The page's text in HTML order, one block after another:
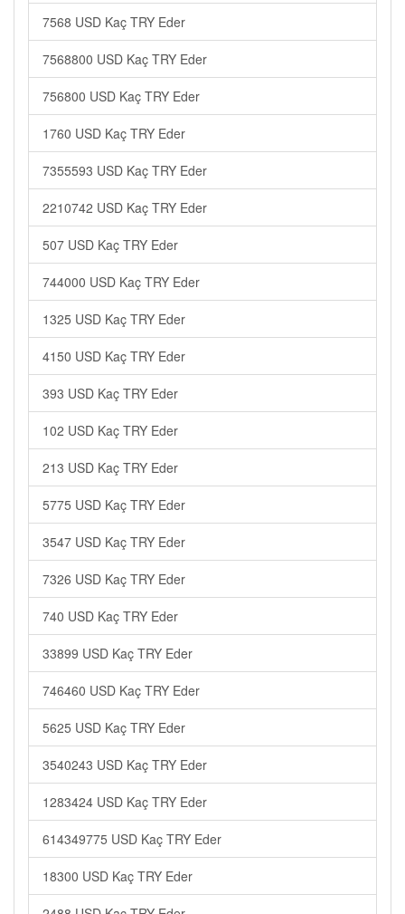
7568 USD Kaç TRY Eder
7568800 USD Kaç TRY Eder
756800 USD Kaç TRY Eder
1760 USD Kaç TRY Eder
7355593 USD Kaç TRY Eder
2210742 USD Kaç TRY Eder
507 USD Kaç TRY Eder
744000 USD Kaç TRY Eder
1325 USD Kaç TRY Eder
4150 USD Kaç TRY Eder
393 USD Kaç TRY Eder
102 USD Kaç TRY Eder
213 USD Kaç TRY Eder
5775 USD Kaç TRY Eder
3547 USD Kaç TRY Eder
7326 USD Kaç TRY Eder
740 USD Kaç TRY Eder
33899 USD Kaç TRY Eder
746460 USD Kaç TRY Eder
5625 USD Kaç TRY Eder
3540243 USD Kaç TRY Eder
1283424 USD Kaç TRY Eder
614349775 USD Kaç TRY Eder
18300 USD Kaç TRY Eder